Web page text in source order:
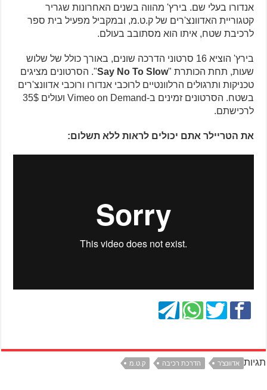
אנדורו בעלי שם. בירץ' מהווה בשנים האחרונות שגריר
קטגוריית האדוונצ'רים של ק.ט.מ, ובמקביל מפעיל בית ספר
לרכיבת שטח, איתו הוא מסתובב בעולם.
בירץ' הוציא 16 סרטוני הדרכה שונים, באורך כולל של שלוש
שעות, תחת הכותרת "Say No To Slow". הסרטונים מציגים
טכניקות ותרגולים הרלוונטיים לרוכבי אנדורו ורוכבי אדוונצ'רים
בשטח. הסרטונים זמינים ב-Vimeo on Demand ועולים 35$
לרכישתם.
את הטריילר אתם יכולים לראות ללא תשלום:
תגיות אדוונצ'ר הדרכת רכיבה ק.ט.מ